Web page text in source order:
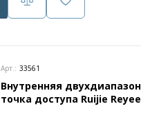
Арт.: 33561
Внутренняя
точка доступа Ruijie Reyee